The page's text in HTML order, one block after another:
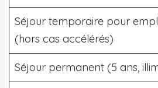
Séjour temporaire pour
(hors cas accélérés)
Séjour permanent (5 ans,